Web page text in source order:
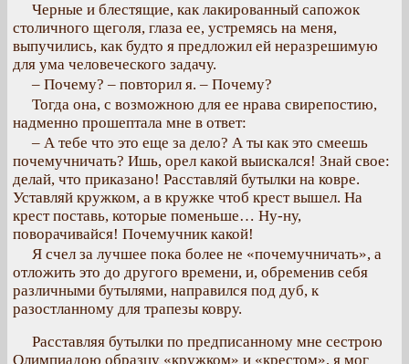
Черные и блестящие, как лакированный сапожок
столичного щеголя, глаза ее, устремясь на меня,
выпучились, как будто я предложил ей неразрешимую
для ума человеческого задачу.
– Почему? – повторил я. – Почему?
Тогда она, с возможною для ее нрава свирепостию,
надменно прошептала мне в ответ:
– А тебе что это еще за дело? А ты как это смеешь
почемучничать? Ишь, орел какой выискался! Знай свое:
делай, что приказано! Расставляй бутылки на ковре.
Уставляй кружком, а в кружке чтоб крест вышел. На
крест поставь, которые поменьше… Ну-ну,
поворачивайся! Почемучник какой!
Я счел за лучшее пока более не «почемучничать», а
отложить это до другого времени, и, обременив себя
различными бутылями, направился под дуб, к
разостланному для трапезы ковру.
Расставляя бутылки по предписанному мне сестрою
Олимпиадою образцу «кружком» и «крестом», я мог